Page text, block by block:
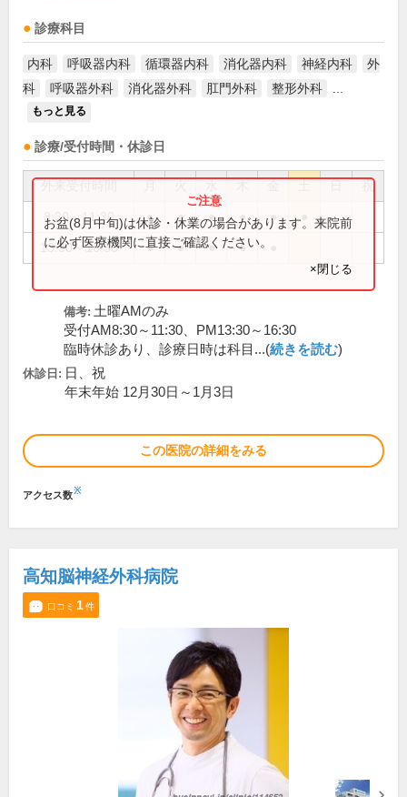
診療科目
内科 呼吸器内科 循環器内科 消化器内科 神経内科
外
科
呼吸器外科 消化器外科 肛門外科 整形外科
もっと見る
診療/受付時間・休診日
祝
8:30～11:30 ● ● ● ● ●
13:30～16:30 ● ● ● ●
お盆(8月中旬)は休診・休業の場合があります。来院前
に必ず医療機関に直接ご確認ください。
×閉じる
備考: 土曜AMのみ
受付AM8:30～11:30、PM13:30～16:30
臨時休診あり、診療日時は科目...(続きを読む)
休診日: 日、祝
年末年始 12月30日～1月3日
この医院の詳細をみる
アクセス数※
高知脳神経外科病院
口コミ 1件